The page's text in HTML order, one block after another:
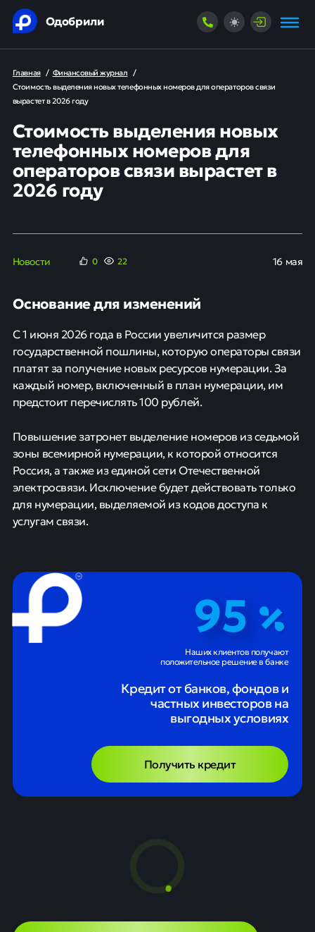
Одобрили
Главная / Финансовый журнал /
Стоимость выделения новых телефонных номеров для операторов связи
вырастет в 2026 году
Стоимость выделения новых
телефонных номеров для
операторов связи вырастет в
2026 году
Новости 0 22 16 мая
Основание для изменений
С 1 июня 2026 года в России увеличится размер
государственной пошлины, которую операторы связи
платят за получение новых ресурсов нумерации. За
каждый номер, включенный в план нумерации, им
предстоит перечислять 100 рублей.
Повышение затронет выделение номеров из седьмой
зоны всемирной нумерации, к которой относится
Россия, а также из единой сети Отечественной
электросвязи. Исключение будет действовать только
для нумерации, выделяемой из кодов доступа к
услугам связи.
95
Наших клиентов получают
положительное решение в банке
Кредит от банков, фондов и
частных инвесторов на
выгодных условиях
Получить кредит
выросло почти на 12%